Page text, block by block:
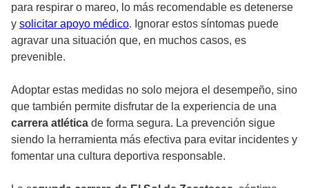
para respirar o mareo, lo más recomendable es detenerse
y solicitar apoyo médico. Ignorar estos síntomas puede
agravar una situación que, en muchos casos, es
prevenible.
Adoptar estas medidas no solo mejora el desempeño, sino
que también permite disfrutar de la experiencia de una
carrera atlética de forma segura. La prevención sigue
siendo la herramienta más efectiva para evitar incidentes y
fomentar una cultura deportiva responsable.